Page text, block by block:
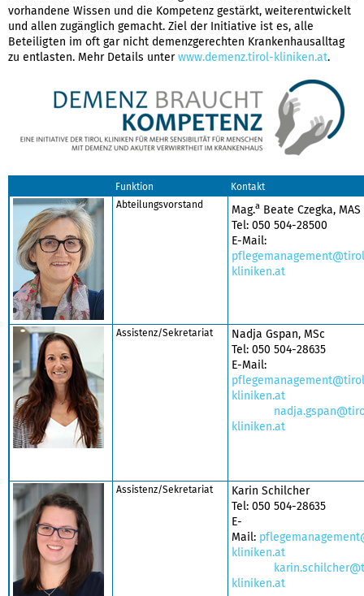
vorhandene Wissen und die Kompetenz gestärkt, weiterentwickelt
und allen zugänglich gemacht. Ziel der Initiative ist es, alle
Beteiligten im oft gar nicht demenzgerechten Krankenhausalltag
zu entlasten. Mehr Details unterwww.demenz.tirol-kliniken.at.
Funktion
Kontakt
Abteilungsvorstand
Mag.a Beate Czegka, MAS
Tel: 050 504-28500
E-Mail:
kliniken.at
Assistenz/Sekretariat
Nadja Gspan, MSc
Tel: 050 504-28635
E-Mail:
kliniken.at
kliniken.at
Assistenz/Sekretariat
Karin Schilcher
Tel: 050 504-28635
E-
Mail:
kliniken.at
kliniken.at